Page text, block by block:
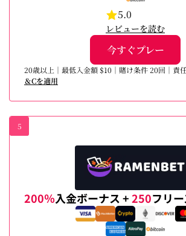
5.0
レビューを読む
今すぐプレー
20歳以上｜最低入金額 $10｜賭け条件 20回｜責
＆Cを適用
5
200％入金ボーナス +250フリ